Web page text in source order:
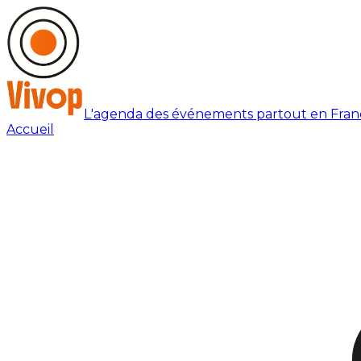
L'agenda des événements partout en
Accueil